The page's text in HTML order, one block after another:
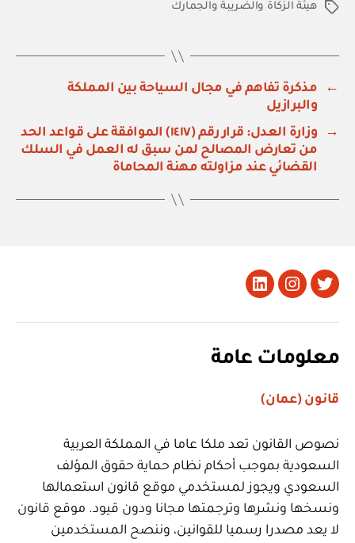
الوسومهيئة الزكاة والضريبة والجمارك
←
مذكرة تفاهم في مجال السياحة بين المملكة
والبرازيل
→
وزارة العدل: قرار رقم (١٤١٧) الموافقة على قواعد الحد
من تعارض المصالح لمن سبق له العمل في السلك
القضائي عند مزاولته مهنة المحاماة
تويتر Instagram
LinkedIn
معلومات عامة
قانون (عمان)
نصوص القانون تعد ملكا عاما في المملكة العربية
السعودية بموجب أحكام نظام حماية حقوق المؤلف
السعودي ويجوز لمستخدمي موقع قانون استعمالها
ونسخها ونشرها وترجمتها مجانا ودون قيود. موقع قانون
لا يعد مصدرا رسميا للقوانين، وننصح المستخدمين